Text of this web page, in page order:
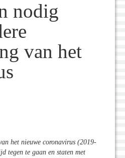
nodig
van het
het nieuwe coronavirus (2019-
tegen te gaan en staten met